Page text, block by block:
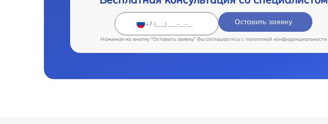
Оставить заявку
Нажимая на кнопку "Оставить заявку" Вы соглашаетесь c политикой конфиденциальности